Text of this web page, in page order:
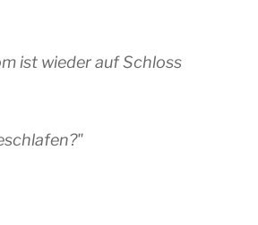
ist wieder auf Schloss